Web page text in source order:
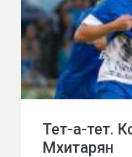
Тет-а-тет.
Мхитарян